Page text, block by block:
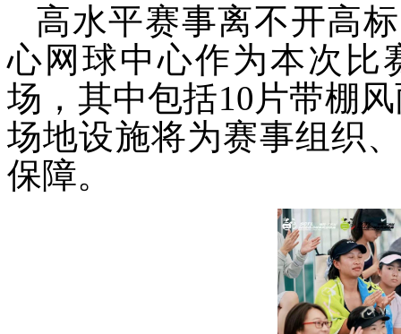
高水平赛事离不开高
心网球中心作为本次比
场，其中包括10片带棚
场地设施将为赛事组织
保障。